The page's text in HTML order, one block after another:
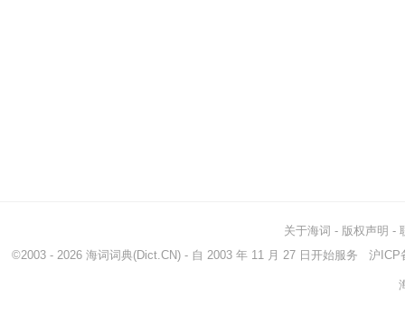
关于海词 - 版权声明 -
©2003 - 2026 海词词典(Dict.CN) - 自 2003 年 11 月 27 日开始服务 沪ICP